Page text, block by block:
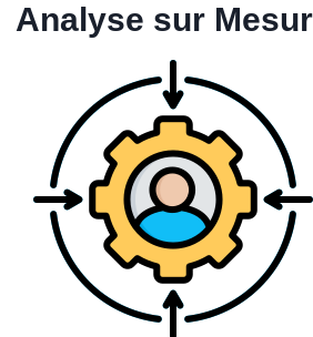
Analyse sur